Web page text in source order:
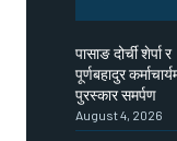
पासाङ दोर्ची शेर्पा र
पूर्णबहादुर
पुरस्कार समर्पण
August 4, 2026